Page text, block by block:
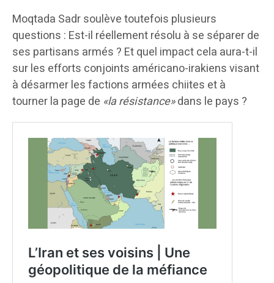
Moqtada Sadr soulève toutefois plusieurs
questions : Est-il réellement résolu à se séparer de
ses partisans armés ? Et quel impact cela aura-t-il
sur les efforts conjoints américano-irakiens visant
à désarmer les factions armées chiites et à
tourner la page de «la résistance»dans le pays ?